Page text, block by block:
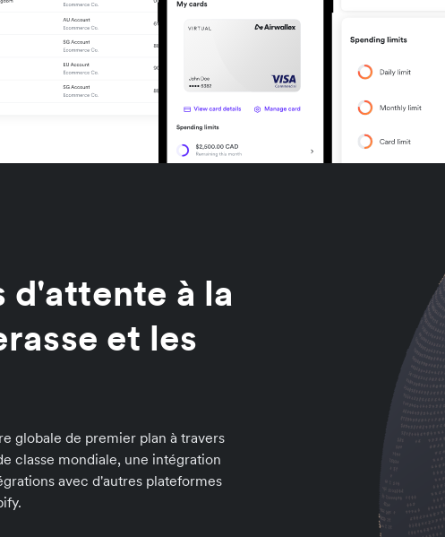
d'attente à la
et les
globale de premier plan à travers
classe mondiale, une intégration
avec d'autres plateformes